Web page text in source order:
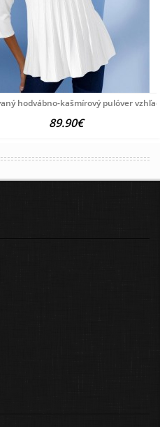
hodvábno-kašmírový pulóver
89.90€